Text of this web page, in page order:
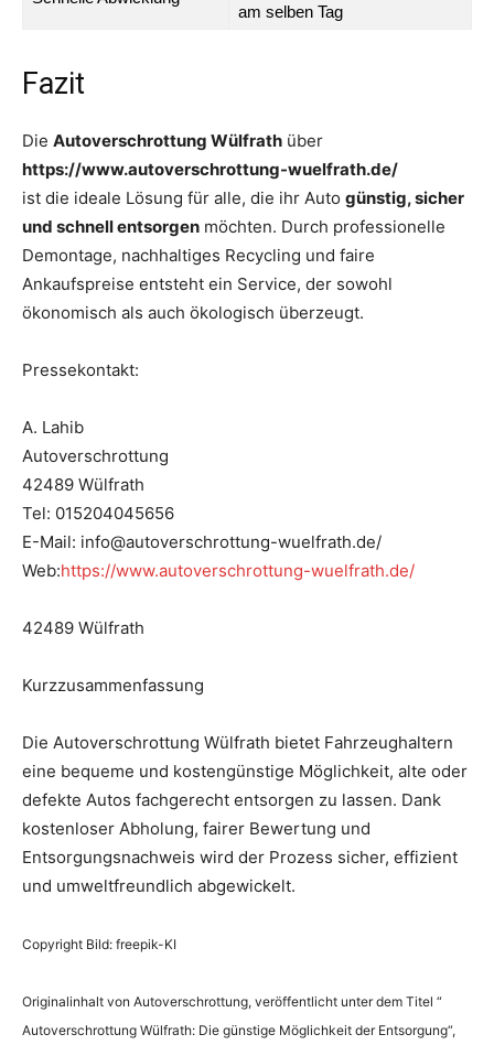
am selben Tag
Fazit
Die Autoverschrottung Wülfrath über
https://www.autoverschrottung-wuelfrath.de/
ist die ideale Lösung für alle, die ihr Auto günstig, sicher
und schnell entsorgen möchten. Durch professionelle
Demontage, nachhaltiges Recycling und faire
Ankaufspreise entsteht ein Service, der sowohl
ökonomisch als auch ökologisch überzeugt.
Pressekontakt:
A. Lahib
Autoverschrottung
42489 Wülfrath
Tel: 015204045656
E-Mail: info@autoverschrottung-wuelfrath.de/
Web:https://www.autoverschrottung-wuelfrath.de/
42489 Wülfrath
Kurzzusammenfassung
Die Autoverschrottung Wülfrath bietet Fahrzeughaltern
eine bequeme und kostengünstige Möglichkeit, alte oder
defekte Autos fachgerecht entsorgen zu lassen. Dank
kostenloser Abholung, fairer Bewertung und
Entsorgungsnachweis wird der Prozess sicher, effizient
und umweltfreundlich abgewickelt.
Copyright Bild: freepik-KI
Originalinhalt von Autoverschrottung, veröffentlicht unter dem Titel “
Autoverschrottung Wülfrath: Die günstige Möglichkeit der Entsorgung“,